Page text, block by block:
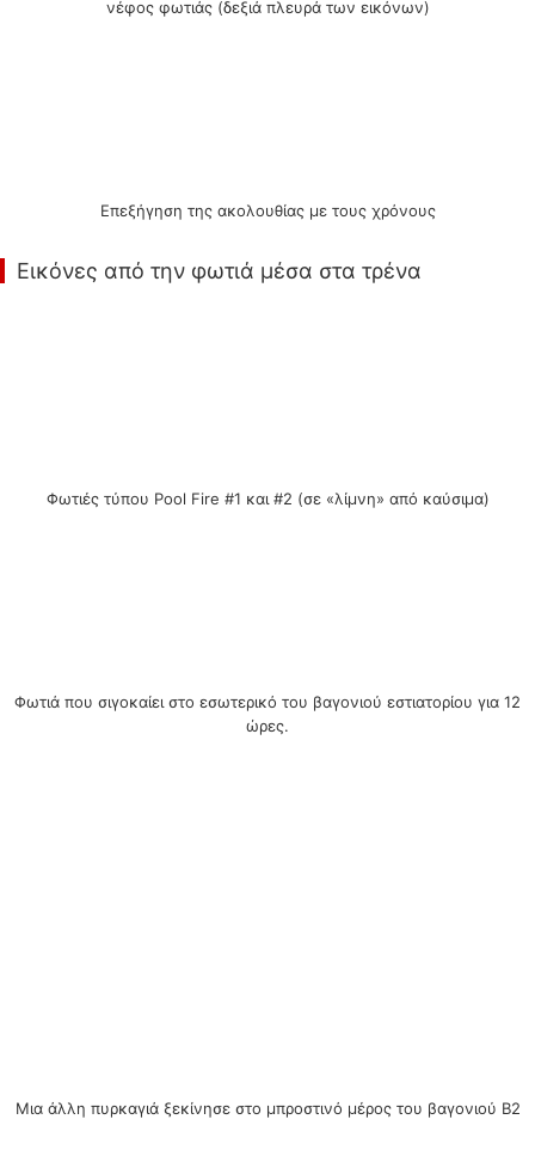
νέφος φωτιάς (δεξιά πλευρά των εικόνων)
Επεξήγηση της ακολουθίας με τους χρόνους
Εικόνες από την φωτιά μέσα στα τρένα
Φωτιές τύπου Pool Fire #1 και #2 (σε «λίμνη» από καύσιμα)
Φωτιά που σιγοκαίει στο εσωτερικό του βαγονιού εστιατορίου για 12
ώρες.
Μια άλλη πυρκαγιά ξεκίνησε στο μπροστινό μέρος του βαγονιού Β2